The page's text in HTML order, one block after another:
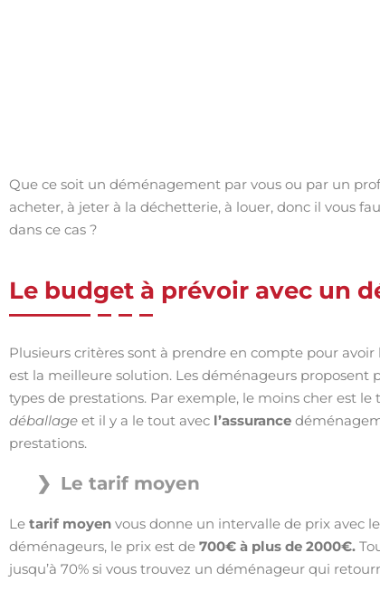
Que ce soit un déménagement par vous ou par un
acheter, à jeter à la déchetterie, à louer, donc il vous
dans ce cas ?
Le budget à prévoir avec un
Plusieurs critères sont à prendre en compte pour avoir
est la meilleure solution. Les déménageurs proposent
types de prestations. Par exemple, le moins cher est le
déballage et il y a le tout avec l’assurance
prestations.
Le tarif moyen
Le tarif moyen vous donne un intervalle de prix avec
déménageurs, le prix est de 700€ à plus de 2000€.
jusqu’à 70% si vous trouvez un déménageur qui